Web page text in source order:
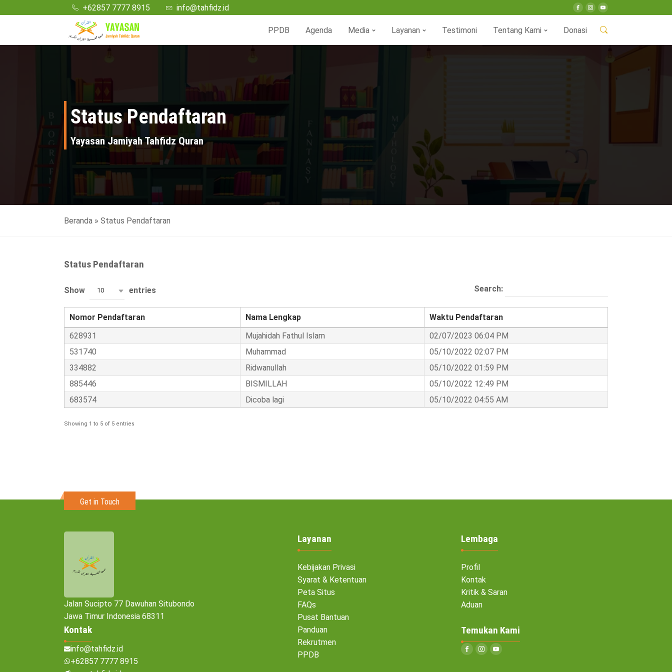
+62857 7777 8915 info@tahfidz.id
PPDB Agenda Media Layanan Testimoni Tentang Kami Donasi
Status Pendaftaran
Yayasan Jamiyah Tahfidz Quran
Beranda » Status Pendaftaran
Status Pendaftaran
Show 10 entries Search:
Nomor Pendaftaran Nama Lengkap
Waktu Pendaftaran
628931
Mujahidah Fathul Islam
02/07/2023 06:04 PM
531740
Muhammad
05/10/2022 02:07 PM
334882
Ridwanullah
05/10/2022 01:59 PM
885446
BISMILLAH
05/10/2022 12:49 PM
683574
Dicoba lagi 05/10/2022 04:55 AM
Showing 1 to 5 of 5 entries
Get in Touch
Jalan Sucipto 77 Dawuhan Situbondo
Jawa Timur Indonesia 68311
Kontak
info@tahfidz.id
+62857 7777 8915
Layanan
Kebijakan Privasi
Syarat & Ketentuan
Peta Situs
FAQs
Pusat Bantuan
Panduan
Rekrutmen
PPDB
Lembaga
Profil
Kontak
Kritik & Saran
Aduan
Temukan Kami